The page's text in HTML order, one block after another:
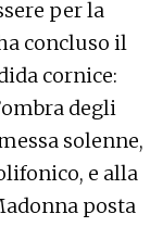
per la
concluso il
cornice:
degli
solenne,
e alla
posta